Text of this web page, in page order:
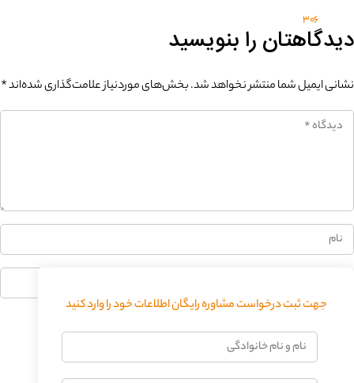
306
دیدگاهتان را بنویسید
نشانی ایمیل شما منتشر نخواهد شد.بخش‌های موردنیاز علامت‌گذاری شده‌اند*
جهت ثبت درخواست مشاوره رایگان اطلاعات خود را وارد کنید
نام
و